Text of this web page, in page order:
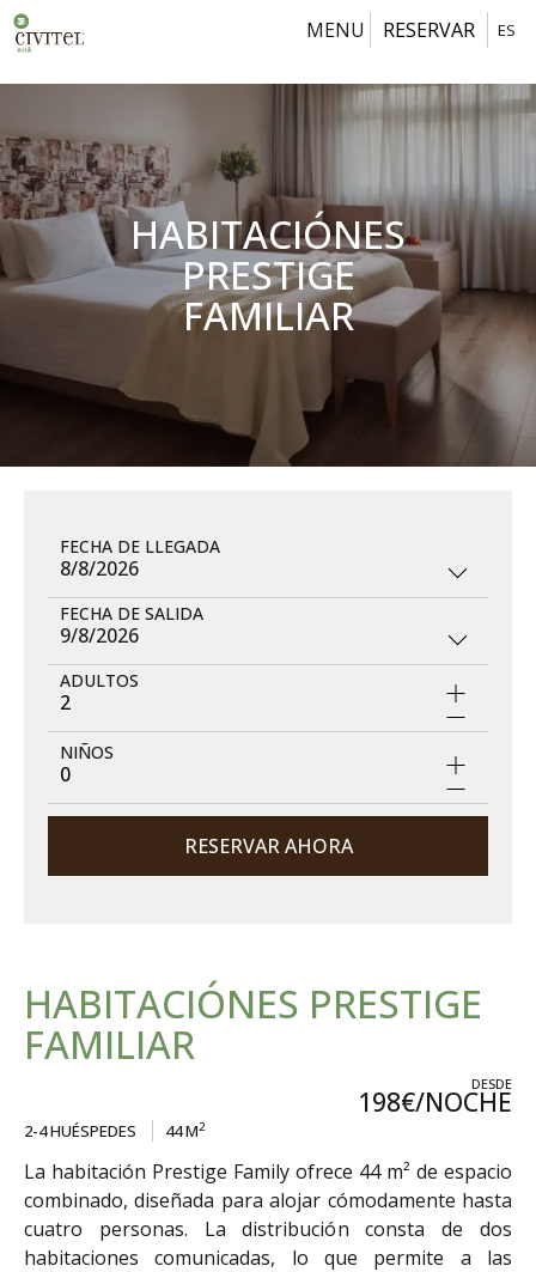
MENU ES
RESERVAR
HABITACIÓNES
PRESTIGE
FAMILIAR
FECHA DE LLEGADA
8/8/2026
FECHA DE SALIDA
9/8/2026
ADULTOS
2
NIÑOS
0
RESERVAR AHORA
HABITACIÓNES PRESTIGE
FAMILIAR
DESDE
198€/NOCHE
2-4 HUÉSPEDES 44 M2
La habitación Prestige Family ofrece 44 m² de espacio
combinado, diseñada para alojar cómodamente hasta
cuatro personas. La distribución consta de dos
habitaciones comunicadas, lo que permite a las